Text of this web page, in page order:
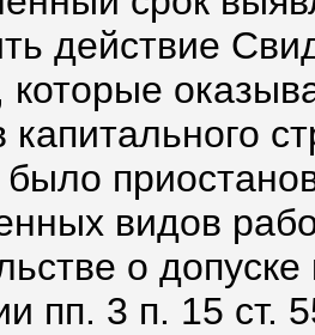
действие
которые
капитального
было
видов
о
пп. 3 п. 15 ст.